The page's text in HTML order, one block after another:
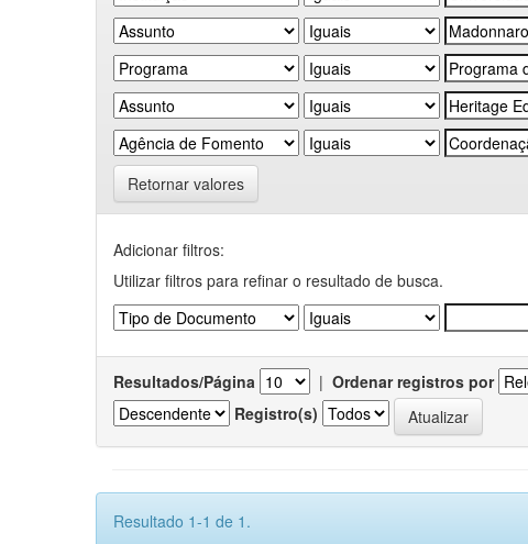
Retornar valores
Adicionar filtros:
Utilizar filtros para refinar o resultado de busca.
Resultados/Página | Ordenar registros por
Registro(s)
Resultado 1-1 de 1.